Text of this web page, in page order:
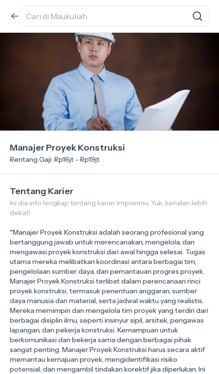
Manajer Proyek Konstruksi
Rentang Gaji: Rp16jt - Rp19jt
Tentang Karier
Ini dia info lengkap tentang karier impianmu. Yuk, kenalan lebih
dekat!
"Manajer Proyek Konstruksi adalah seorang profesional yang
bertanggung jawab untuk merencanakan, mengelola, dan
mengawasi proyek konstruksi dari awal hingga selesai. Tugas
utama mereka melibatkan koordinasi antara berbagai tim,
pengelolaan sumber daya, dan pemantauan progres proyek.
Manajer Proyek Konstruksi terlibat dalam perencanaan rinci
proyek konstruksi, termasuk penentuan anggaran, sumber
daya manusia dan material, serta jadwal waktu yang realistis.
Mereka memimpin dan mengelola tim proyek yang terdiri dari
berbagai disiplin ilmu, seperti insinyur sipil, arsitek, pengawas
lapangan, dan pekerja konstruksi. Kemampuan untuk
berkomunikasi dan bekerja sama dengan berbagai pihak
sangat penting. Manajer Proyek Konstruksi harus secara aktif
memantau kemajuan proyek, mengidentifikasi risiko
potensial, dan mengambil tindakan korektif jika diperlukan. Ini